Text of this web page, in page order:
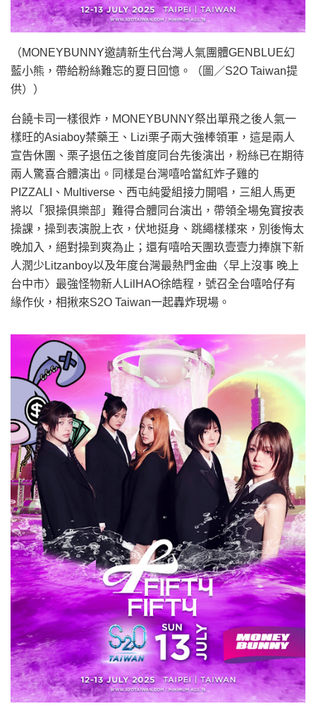
（MONEYBUNNY邀請新生代台灣人氣團體GENBLUE幻
藍小熊，帶給粉絲難忘的夏日回憶。（圖／S2O Taiwan提
供））
台饒卡司一樣很炸，MONEYBUNNY祭出單飛之後人氣一
樣旺的Asiaboy禁藥王、Lizi栗子兩大強棒領軍，這是兩人
宣告休團、栗子退伍之後首度同台先後演出，粉絲已在期待
兩人驚喜合體演出。同樣是台灣嘻哈當紅炸子雞的
PIZZALI、Multiverse、西屯純愛組接力開唱，三組人馬更
將以「狠操俱樂部」難得合體同台演出，帶領全場兔寶按表
操課，操到表演脫上衣，伏地挺身、跳繩樣樣來，別後悔太
晚加入，絕對操到爽為止；還有嘻哈天團玖壹壹力捧旗下新
人潤少Litzanboy以及年度台灣最熱門金曲〈早上沒事 晚上
台中市〉最強怪物新人LilHAO徐皓程，號召全台嘻哈仔有
緣作伙，相揪來S2O Taiwan一起轟炸現場。